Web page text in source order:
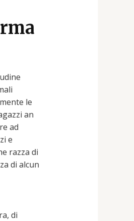
le
an
ad
e
razza di
di alcun
di